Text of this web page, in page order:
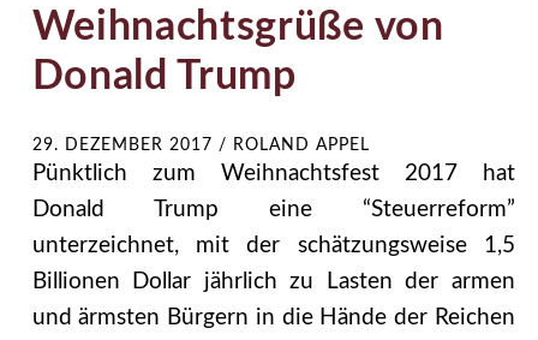
Weihnachtsgrüße von
Donald Trump
29. DEZEMBER 2017 / ROLAND APPEL
Pünktlich zum Weihnachtsfest 2017 hat
Donald Trump eine “Steuerreform”
unterzeichnet, mit der schätzungsweise 1,5
Billionen Dollar jährlich zu Lasten der armen
und ärmsten Bürgern in die Hände der Reichen